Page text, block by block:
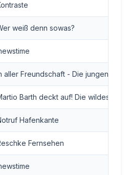
weiß denn sowas?
aller Freundschaft - Die jungen Ärzte
Barth deckt auf! Die wildesten
Hafenkante
Fernsehen